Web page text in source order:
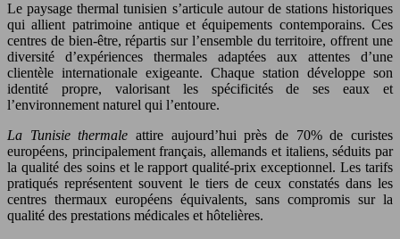
Le paysage thermal tunisien s’articule autour de stations historiques
qui allient patrimoine antique et équipements contemporains. Ces
centres de bien-être, répartis sur l’ensemble du territoire, offrent une
diversité d’expériences thermales adaptées aux attentes d’une
clientèle internationale exigeante. Chaque station développe son
identité propre, valorisant les spécificités de ses eaux et
l’environnement naturel qui l’entoure.
La Tunisie thermale attire aujourd’hui près de 70% de curistes
européens, principalement français, allemands et italiens, séduits par
la qualité des soins et le rapport qualité-prix exceptionnel. Les tarifs
pratiqués représentent souvent le tiers de ceux constatés dans les
centres thermaux européens équivalents, sans compromis sur la
qualité des prestations médicales et hôtelières.